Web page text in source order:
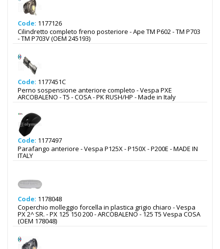
Code: 1177126
Cilindretto completo freno posteriore - Ape TM P602 - TM P703
- TM P703V (OEM 245193)
Code: 1177451C
Perno sospensione anteriore completo - Vespa PXE
ARCOBALENO - T5 - COSA - PK RUSH/HP - Made in Italy
Code: 1177497
Parafango anteriore - Vespa P125X - P150X - P200E - MADE IN
ITALY
Code: 1178048
Coperchio molleggio forcella in plastica grigio chiaro - Vespa
PX 2^ SR. - PX 125 150 200 - ARCOBALENO - 125 T5 Vespa COSA
(OEM 178048)